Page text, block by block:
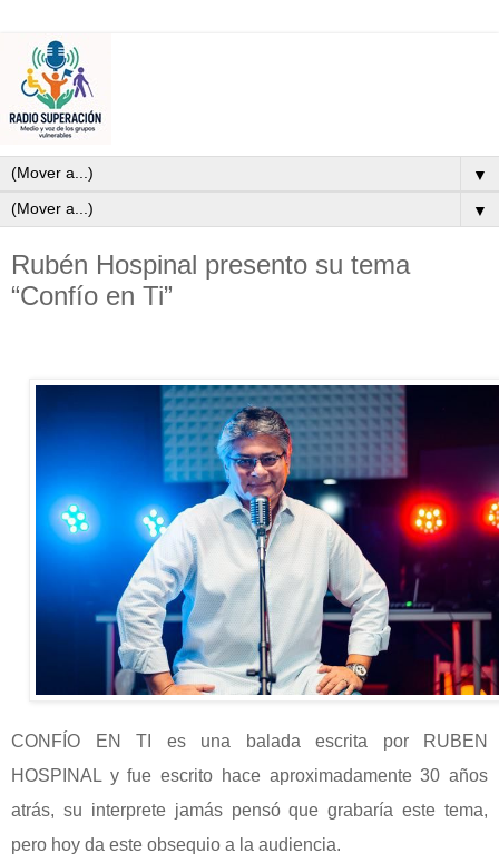
▼
▼
Rubén Hospinal presento su tema
“Confío en Ti”
CONFÍO EN TI es una balada escrita por RUBEN
HOSPINAL y fue escrito hace aproximadamente 30 años
atrás, su interprete jamás pensó que grabaría este tema,
pero hoy da este obsequio a la audiencia.